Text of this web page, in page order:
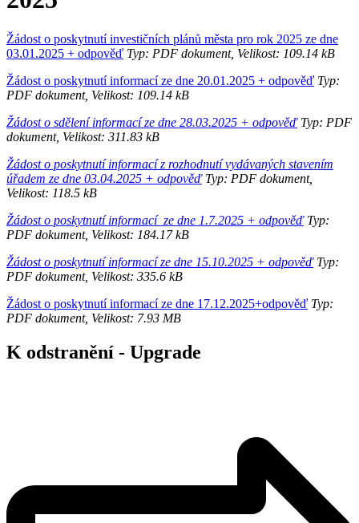
Žádost o poskytnutí investičních plánů města pro rok 2025 ze dne
03.01.2025 + odpověď Typ: PDF dokument, Velikost: 109.14 kB
Žádost o poskytnutí informací ze dne 20.01.2025 + odpověď Typ:
PDF dokument, Velikost: 109.14 kB
Žádost o sdělení informací ze dne 28.03.2025 + odpověďTyp: PDF
dokument, Velikost: 311.83 kB
Žádost o poskytnutí informací z rozhodnutí vydávaných stavením
úřadem ze dne 03.04.2025 + odpověďTyp: PDF dokument,
Velikost: 118.5 kB
Žádost o poskytnutí informací ze dne 1.7.2025 + odpověďTyp:
PDF dokument, Velikost: 184.17 kB
Žádost o poskytnutí informací ze dne 15.10.2025 + odpověďTyp:
PDF dokument, Velikost: 335.6 kB
Žádost o poskytnutí informací ze dne 17.12.2025+odpověď Typ:
PDF dokument, Velikost: 7.93 MB
K odstranění - Upgrade